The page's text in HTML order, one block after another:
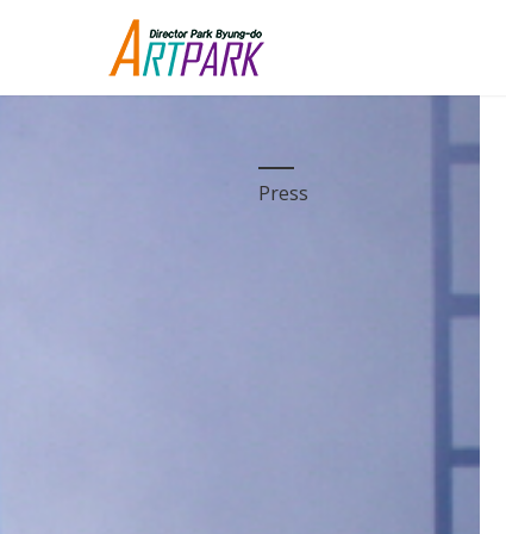
Press